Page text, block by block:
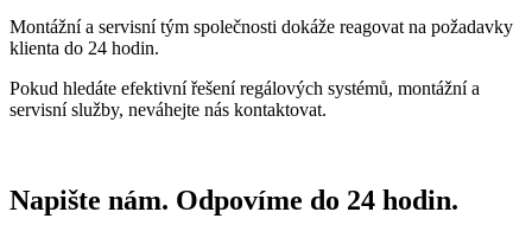
Montážní a servisní tým společnosti dokáže reagovat na požadavky
klienta do 24 hodin.
Pokud hledáte efektivní řešení regálových systémů, montážní a
servisní služby, neváhejte nás kontaktovat.
Napište nám. Odpovíme do 24 hodin.